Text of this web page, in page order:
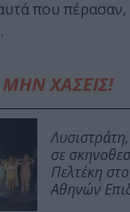
που πέρασαν,
ΜΗΝ ΧΑΣΕΙΣ!
σε
Πελτέκη
Αθηνών